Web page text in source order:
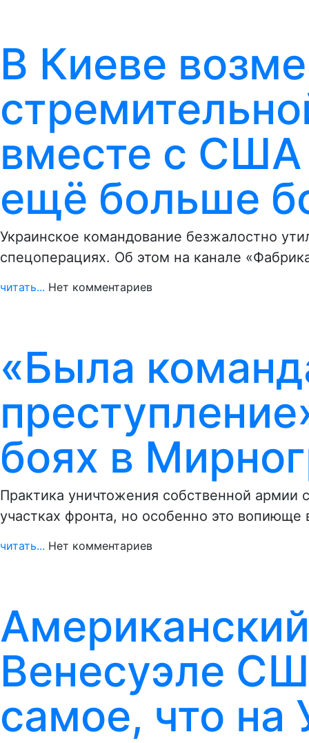
В Киеве
вместе с
ещё больше
Украинское командование безжалостно
спецоперациях. Об этом на канале
читать... Нет комментариев
«Была
боях в
Практика уничтожения собственной армии
участках фронта, но особенно это
читать... Нет комментариев
Венесуэле
самое, что на